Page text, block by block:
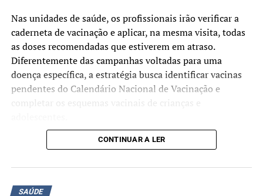
Nas unidades de saúde, os profissionais irão verificar a
caderneta de vacinação e aplicar, na mesma visita, todas
as doses recomendadas que estiverem em atraso.
Diferentemente das campanhas voltadas para uma
doença específica, a estratégia busca identificar vacinas
pendentes do Calendário Nacional de Vacinação e
completar os esquemas vacinais de crianças e
Segundo o Ministério da Saúde, a mobilização tem como
acesso às vacinas oferecidas gratuitamente pelo Sistema
Único de Saúde (SUS). A atualização da caderneta
CONTINUAR A LER
SAÚDE